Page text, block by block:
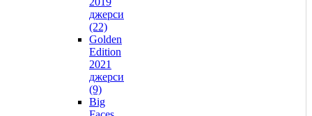
джерси
(22)
Golden
Edition
2021
джерси
(9)
Big